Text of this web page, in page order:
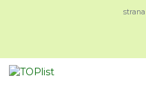
strana